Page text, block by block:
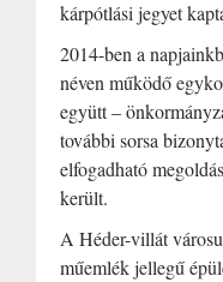
kárpótlási jegyet
2014-ben a
néven működő
együtt –
további sorsa
elfogadható
került.
A Héder-villát
műemlék jellegű